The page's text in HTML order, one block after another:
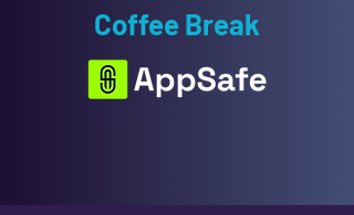
Coffee Break